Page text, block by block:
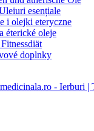
esențiale
i olejki eteryczne
éterické oleje
doplnky
- Ierburi |